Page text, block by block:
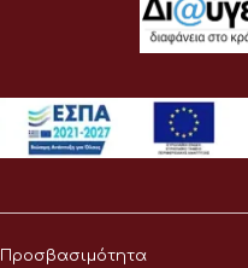
Προσβασιμότητα